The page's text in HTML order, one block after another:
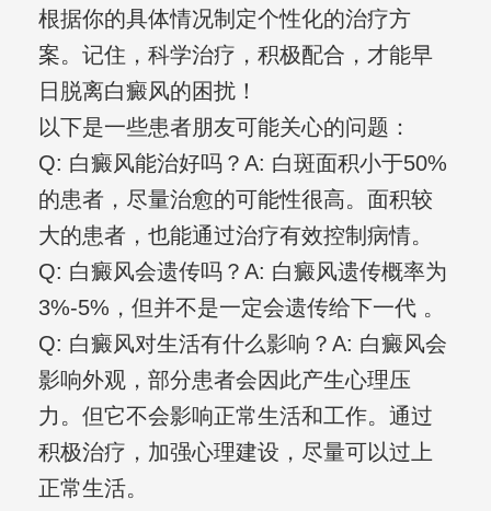
根据你的具体情况制定个性化的治疗方
案。记住，科学治疗，积极配合，才能早
日脱离白癜风的困扰！
以下是一些患者朋友可能关心的问题：
Q: 白癜风能治好吗？A: 白斑面积小于50%
的患者，尽量治愈的可能性很高。面积较
大的患者，也能通过治疗有效控制病情。
Q: 白癜风会遗传吗？A: 白癜风遗传概率为
3%-5%，但并不是一定会遗传给下一代 。
Q: 白癜风对生活有什么影响？A: 白癜风会
影响外观，部分患者会因此产生心理压
力。但它不会影响正常生活和工作。通过
积极治疗，加强心理建设，尽量可以过上
正常生活。